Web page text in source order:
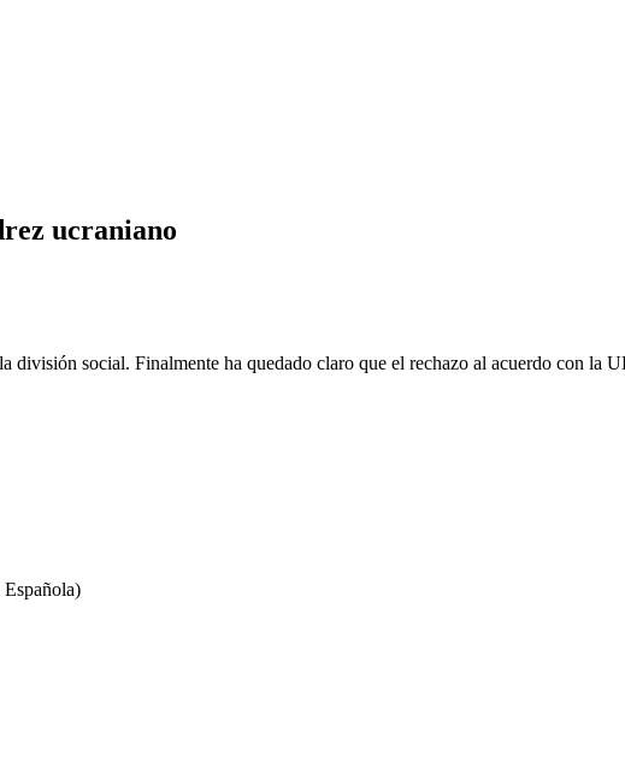
ucraniano
división social. Finalmente ha quedado claro que el rechazo al acuerdo con la